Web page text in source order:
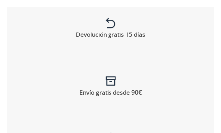
Devolución gratis 15 días
Envío gratis desde 90€